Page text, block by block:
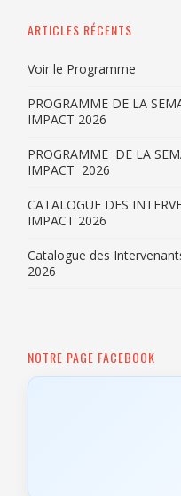
ARTICLES RÉCENTS
Voir le Programme
PROGRAMME DE LA
IMPACT 2026
PROGRAMME DE LA
IMPACT 2026
CATALOGUE DES
IMPACT 2026
Catalogue des
2026
NOTRE PAGE FACEBOOK